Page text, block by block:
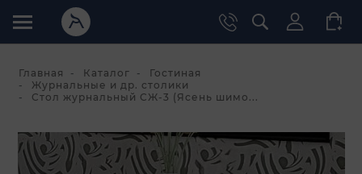
Главная Каталог
Гостиная
Журнальные и др. столики
Стол журнальный СЖ-3 (Ясень шимо...